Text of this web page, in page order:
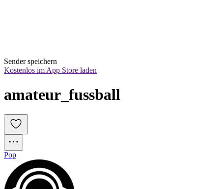
Sender speichern
Kostenlos im App Store laden
amateur_fussball
Pop